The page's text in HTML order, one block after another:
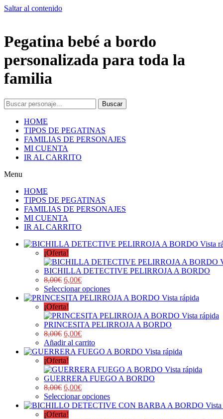
Saltar al contenido
Pegatina bebé a bordo
personalizada para toda la
familia
Buscar
HOME
TIPOS DE PEGATINAS
FAMILIAS DE PERSONAJES
MI CUENTA
IR AL CARRITO
Menu
HOME
TIPOS DE PEGATINAS
FAMILIAS DE PERSONAJES
MI CUENTA
IR AL CARRITO
Vista
¡Oferta!
BICHILLA DETECTIVE PELIRROJA A BORDO
8,00€ 6,00€
Seleccionar opciones
Vista rápida
¡Oferta!
Vista rápida
PRINCESITA PELIRROJA A BORDO
8,00€ 6,00€
Añadir al carrito
Vista rápida
¡Oferta!
Vista rápida
GUERRERA FUEGO A BORDO
8,00€ 6,00€
Seleccionar opciones
Vista
¡Oferta!